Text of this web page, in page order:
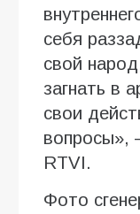
себя
свой
загнать в
свои
вопросы»,
RTVI.
Фото